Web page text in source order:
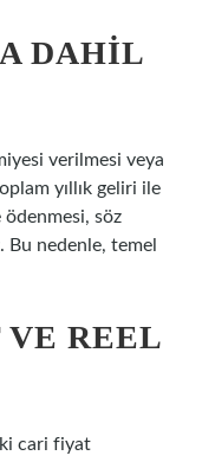
DAHIL
verilmesi veya
yıllık geliri ile
ödenmesi, söz
Bu nedenle, temel
REEL
cari fiyat